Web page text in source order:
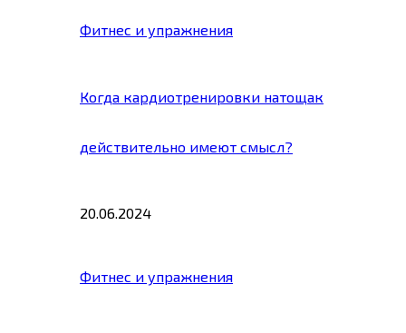
Фитнес и упражнения
Когда кардиотренировки натощак
действительно имеют смысл?
20.06.2024
Фитнес и упражнения